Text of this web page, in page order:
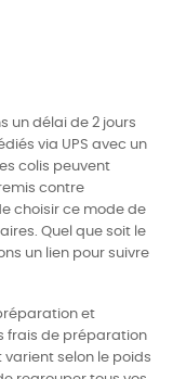
un délai de 2 jours
via UPS avec un
colis peuvent
contre
choisir ce mode de
Quel que soit le
un lien pour suivre
et
frais de préparation
selon le poids